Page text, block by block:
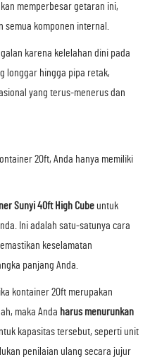
memperbesar getaran ini,
komponen internal.
karena kelelahan dini pada
longgar hingga pipa retak,
yang terus-menerus dan
20ft, Anda hanya memiliki
Sunyi 40ft High Cube untuk
Ini adalah satu-satunya cara
keselamatan
panjang Anda.
kontainer 20ft merupakan
maka Anda harus menurunkan
kapasitas tersebut, seperti unit
penilaian ulang secara jujur